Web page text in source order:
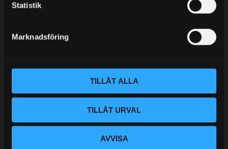
Statistik
Marknadsföring
TILLÅT ALLA
TILLÅT URVAL
AVVISA
Handlar du hos Street Performance så höjer du